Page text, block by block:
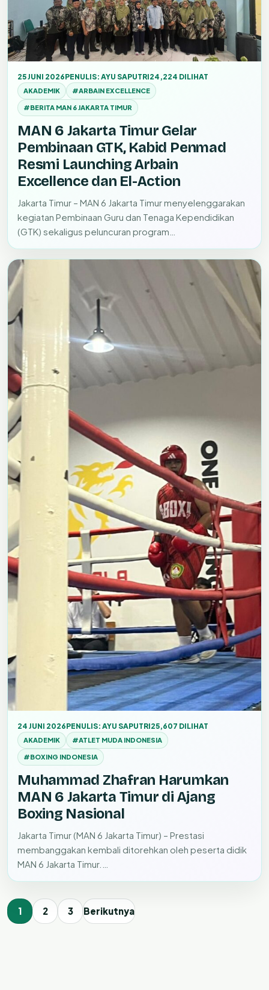
25 JUNI 2026PENULIS: AYU SAPUTRI24,224 DILIHAT
AKADEMIK #ARBAIN EXCELLENCE
#BERITA MAN 6 JAKARTA TIMUR
MAN 6 Jakarta Timur Gelar
Pembinaan GTK, Kabid Penmad
Resmi Launching Arbain
Excellence dan El-Action
Jakarta Timur – MAN 6 Jakarta Timur menyelenggarakan
kegiatan Pembinaan Guru dan Tenaga Kependidikan
(GTK) sekaligus peluncuran program…
24 JUNI 2026PENULIS: AYU SAPUTRI25,607 DILIHAT
AKADEMIK #ATLET MUDA INDONESIA
#BOXING INDONESIA
Muhammad Zhafran Harumkan
MAN 6 Jakarta Timur di Ajang
Boxing Nasional
Jakarta Timur (MAN 6 Jakarta Timur) – Prestasi
membanggakan kembali ditorehkan oleh peserta didik
MAN 6 Jakarta Timur.…
1 2 3 Berikutnya